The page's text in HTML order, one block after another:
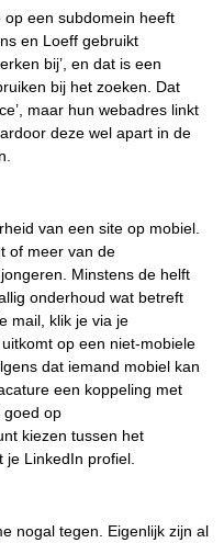
een subdomein heeft
en Loeff gebruikt
bij’, en dat is een
bij het zoeken. Dat
maar hun webadres linkt
deze wel apart in de
van een site op mobiel.
of meer van de
Minstens de helft
onderhoud wat betreft
mail, klik je via je
op een niet-mobiele
dat iemand mobiel kan
een koppeling met
goed op
kiezen tussen het
LinkedIn profiel.
nogal tegen. Eigenlijk zijn al